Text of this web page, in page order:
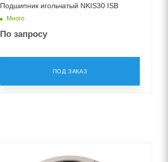
Подшипник игольчатый NKIS30 ISB
Много
По запросу
ПОД ЗАКАЗ